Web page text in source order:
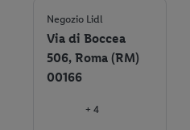
Negozio Lidl
Via di Boccea
506, Roma (RM)
00166
+ 4